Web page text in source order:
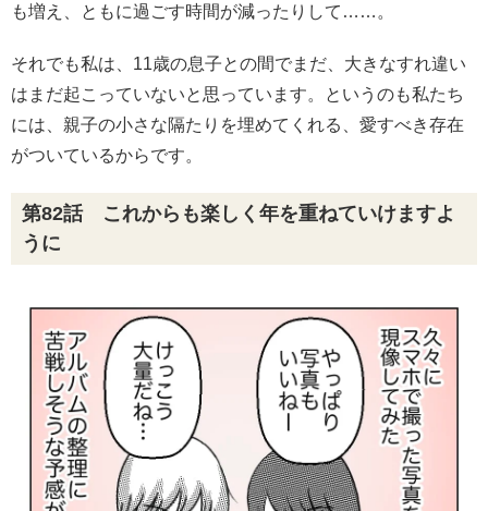
も増え、ともに過ごす時間が減ったりして……。
それでも私は、11歳の息子との間でまだ、大きなすれ違い
はまだ起こっていないと思っています。というのも私たち
には、親子の小さな隔たりを埋めてくれる、愛すべき存在
がついているからです。
第82話 これからも楽しく年を重ねていけますよ
うに